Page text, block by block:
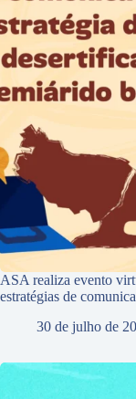
ASA realiza evento
estratégias de
30 de julho de